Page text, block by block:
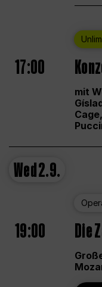
17:00
mit
Wed2.9.
19:00 Die